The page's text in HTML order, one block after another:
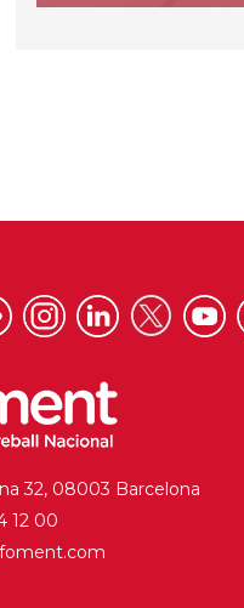
32, 08003 Barcelona
12 00